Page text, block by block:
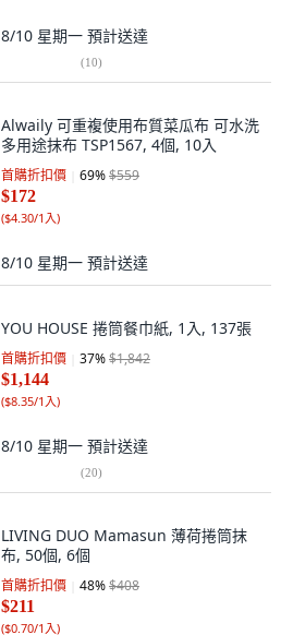
8/10 星期一 預計送達
(10)
Alwaily 可重複使用布質菜瓜布 可水洗
多用途抹布 TSP1567, 4個, 10入
首購折扣價 69%$559
$172
($4.30/1入)
8/10 星期一 預計送達
YOU HOUSE 捲筒餐巾紙, 1入, 137張
首購折扣價 37%$1,842
$1,144
($8.35/1入)
8/10 星期一 預計送達
(20)
LIVING DUO Mamasun 薄荷捲筒抹
布, 50個, 6個
首購折扣價 48%$408
$211
($0.70/1入)